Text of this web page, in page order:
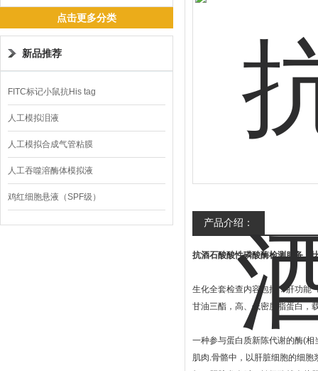
点击更多分类
新品推荐
FITC标记小鼠抗His tag
人工模拟泪液
人工模拟合成气管粘膜
人工吞噬溶酶体模拟液
鸡红细胞悬液（SPF级）
产品介绍：
抗酒石酸酸性磷酸酶检测服务（
生化全套检查内容包括：肝功能
甘油三酯，高、低密度脂蛋白，
一种参与蛋白质新陈代谢的酶(
肌肉.骨骼中，以肝脏细胞的细